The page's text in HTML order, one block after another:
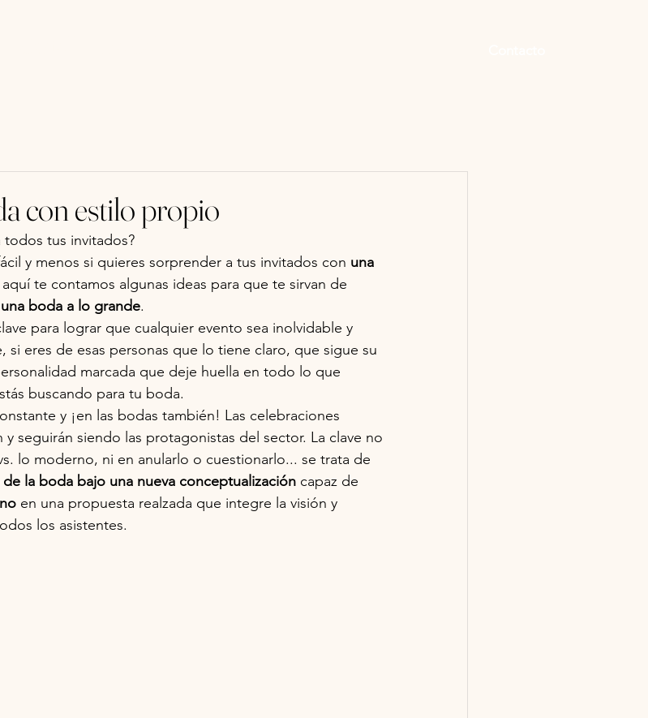
con estilo propio
todos tus invitados?
y menos si quieres sorprender a tus invitados con una
te contamos algunas ideas para que te sirvan de
una boda a lo grande.
para lograr que cualquier evento sea inolvidable y
si eres de esas personas que lo tiene claro, que sigue su
marcada que deje huella en todo lo que
buscando para tu boda.
y ¡en las bodas también! Las celebraciones
seguirán siendo las protagonistas del sector. La clave no
lo moderno, ni en anularlo o cuestionarlo... se trata de
la boda bajo una nueva conceptualización capaz de
en una propuesta realzada que integre la visión y
los asistentes.